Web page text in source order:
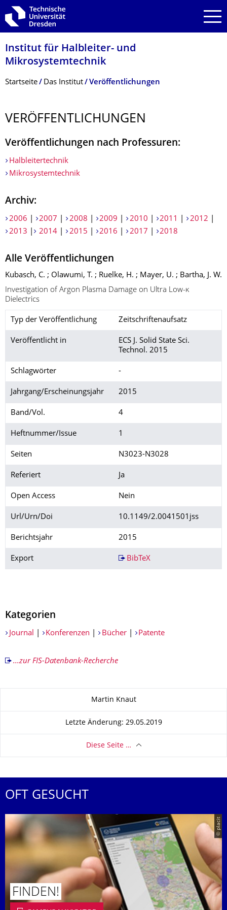
Zur Hauptnavigation springen
Zur Suche springen
Zum Inhalt springen
Institut für Halbleiter- und
Mikrosystemtechnik
Breadcrumb-Menü
Startseite Das Institut Veröffentlichungen
VERÖFFENTLI­CHUNGEN
Veröffentlichungen nach Professuren:
Halbleitertechnik
Mikrosystemtechnik
Archiv:
2006 2007 2008 2009 2010 2011 2012
2013
2014 2015 2016 2017 2018
Alle Veröffentlichungen
Kubasch, C. ; Olawumi, T. ; Ruelke, H. ; Mayer, U. ; Bartha, J. W.
Investigation of Argon Plasma Damage on Ultra Low-κ
Dielectrics
Typ der Veröffentlichung Zeitschriftenaufsatz
Veröffentlicht in
ECS J. Solid State Sci.
Technol. 2015
Schlagwörter -
Jahrgang/Erscheinungsjahr 2015
Band/Vol. 4
Heftnummer/Issue 1
Seiten N3023-N3028
Referiert Ja
Open Access Nein
Url/Urn/Doi 10.1149/2.0041501jss
Berichtsjahr 2015
Export BibTeX
Kategorien
Journal Konferenzen Bücher| Patente
...zur FIS-Datenbank-Recherche
Martin Knaut
Letzte Änderung: 29.05.2019
Diese Seite …
OFT GESUCHT
© placit
FINDEN!